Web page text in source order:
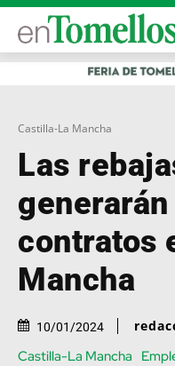
Castilla-La Mancha
Las
contratos
Mancha
10/01/2024
Castilla-La Mancha